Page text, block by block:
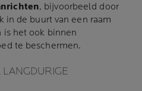
, bijvoorbeeld door
in de buurt van een raam
het ook binnen
te beschermen.